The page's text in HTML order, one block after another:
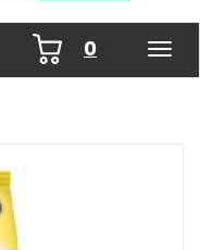
0 prodotti
inseriti